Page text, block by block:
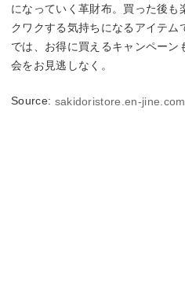
になっていく革財布。買った後も
クワクする気持ちになるアイテ
では、お得に買えるキャンペーン
会をお見逃しなく。
Source: sakidoristore.en-jine.com